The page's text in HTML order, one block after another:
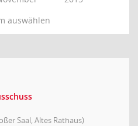
auswählen
Saal, Altes Rathaus)